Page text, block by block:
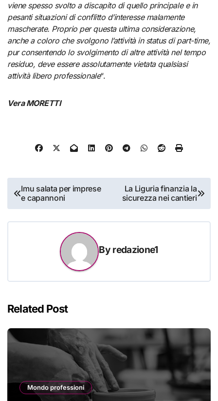
viene spesso svolto a discapito di quello principale e in
pesanti situazioni di conflitto d’interesse malamente
mascherate. Proprio per questa ultima considerazione,
anche a coloro che svolgono l’attività in status di part-time,
pur consentendo lo svolgimento di altre attività nel tempo
residuo, deve essere assolutamente vietata qualsiasi
attività libero professionale“.
Vera MORETTI
Navigazione
articoli
Imu salata per imprese
e capannoni
La Liguria finanzia la
sicurezza nei cantieri
By redazione1
Related Post
Mondo professioni